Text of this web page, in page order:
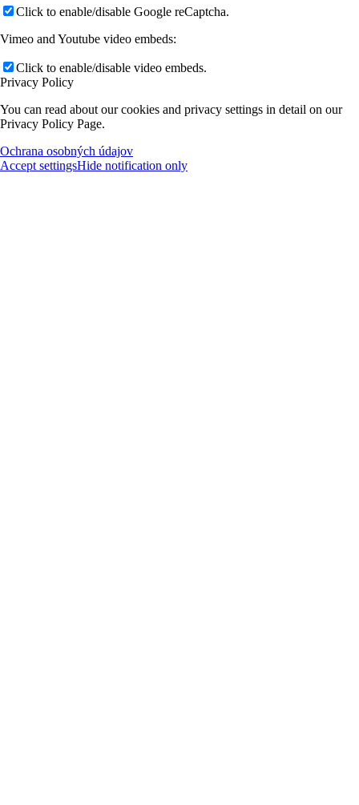
Click to enable/disable Google reCaptcha.
Vimeo and Youtube video embeds:
Click to enable/disable video embeds.
Privacy Policy
You can read about our cookies and privacy settings in detail on our
Privacy Policy Page.
Ochrana osobných údajov
Accept settingsHide notification only